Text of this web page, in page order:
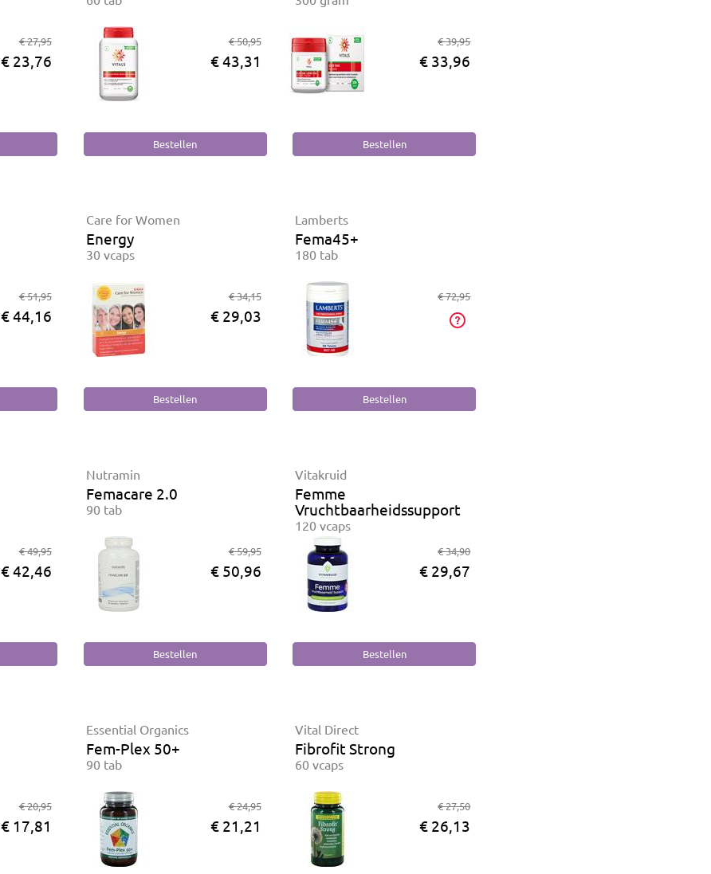
€ 27,95
€ 23,76
€ 50,95
€ 43,31
€ 39,95
€ 33,96
€ 51,95
€ 44,16
Care for Women
Energy
30 vcaps
€ 34,15
€ 29,03
Lamberts
Fema45+
180 tab
€ 72,95
€ 49,95
€ 42,46
Nutramin
Femacare 2.0
90 tab
€ 59,95
€ 50,96
Vitakruid
Femme
Vruchtbaarheidssupport
120 vcaps
€ 34,90
€ 29,67
€ 20,95
€ 17,81
Essential Organics
Fem-Plex 50+
90 tab
€ 24,95
€ 21,21
Vital Direct
Fibrofit Strong
60 vcaps
€ 27,50
€ 26,13